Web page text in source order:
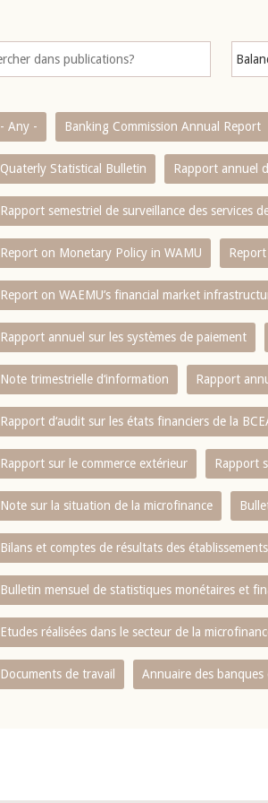
- Any - Banking Commission Annual Report
Quaterly Statistical Bulletin Rapport annuel
Rapport semestriel de surveillance des services
Report on Monetary Policy in WAMU
Report on WAEMU’s financial market
Rapport annuel sur les systèmes de paiement
Note trimestrielle d‘information Rapport
Rapport d‘audit sur les états financiers de la
Rapport sur le commerce extérieur Rapport
Note sur la situation de la microfinance
Bilans et comptes de résultats des
Bulletin mensuel de statistiques monétaires et
Etudes réalisées dans le secteur de la
Documents de travail Annuaire des